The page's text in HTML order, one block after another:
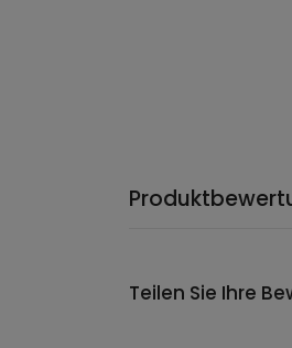
Teilen Sie Ihre